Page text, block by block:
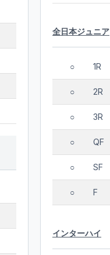
全日本ジュニア
○ 1R
○ 2R
○ 3R
○ QF
○ SF
○ F
インターハイ